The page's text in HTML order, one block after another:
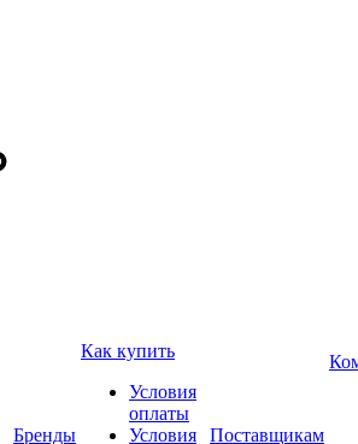
Бренды
Как купить
Условия
оплаты
Условия
Поставщикам